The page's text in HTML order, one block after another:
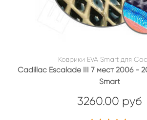
Коврики EVA Smart для
Cadillac Escalade III 7 мест 2006 -
Smart
3260.00 руб